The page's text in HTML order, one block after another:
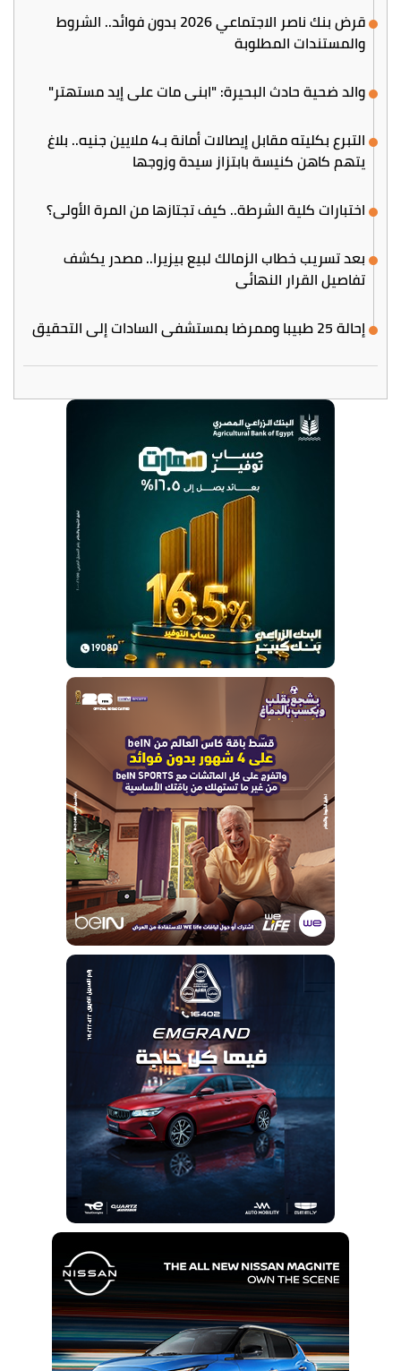
قرض بنك ناصر الاجتماعي 2026 بدون فوائد.. الشروط
والمستندات المطلوبة
والد ضحية حادث البحيرة: "ابني مات على إيد مستهتر"
التبرع بكليته مقابل إيصالات أمانة بـ4 ملايين جنيه.. بلاغ
يتهم كاهن كنيسة بابتزاز سيدة وزوجها
اختبارات كلية الشرطة.. كيف تجتازها من المرة الأولى؟
بعد تسريب خطاب الزمالك لبيع بيزيرا.. مصدر يكشف
تفاصيل القرار النهائي
إحالة 25 طبيبا وممرضا بمستشفى السادات إلى التحقيق